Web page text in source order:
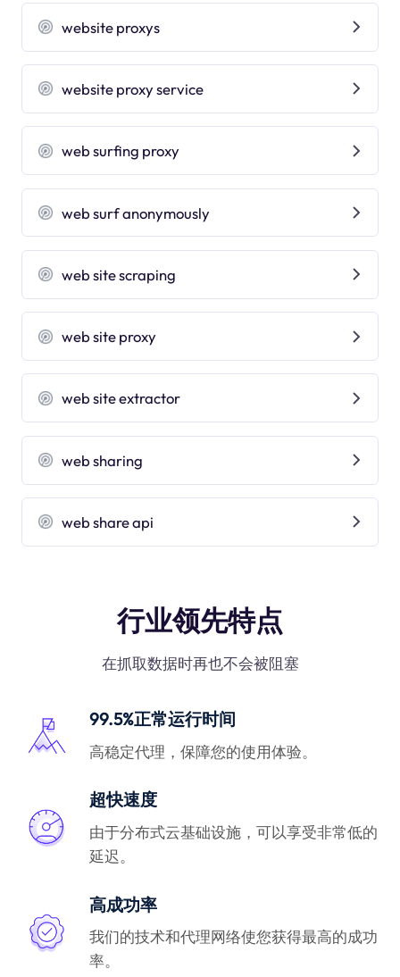
website proxys
website proxy service
web surfing proxy
web surf anonymously
web site scraping
web site proxy
web site extractor
web sharing
web share api
行业领先特点
在抓取数据时再也不会被阻塞
99.5%正常运行时间
高稳定代理，保障您的使用体验。
超快速度
由于分布式云基础设施，可以享受非常低的
延迟。
高成功率
我们的技术和代理网络使您获得最高的成功
率。